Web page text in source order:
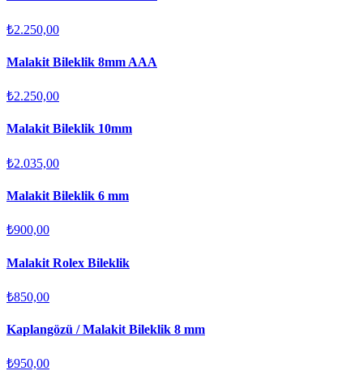
₺2.250,00
Malakit Bileklik 8mm AAA
₺2.250,00
Malakit Bileklik 10mm
₺2.035,00
Malakit Bileklik 6 mm
₺900,00
Malakit Rolex Bileklik
₺850,00
Kaplangözü / Malakit Bileklik 8 mm
₺950,00